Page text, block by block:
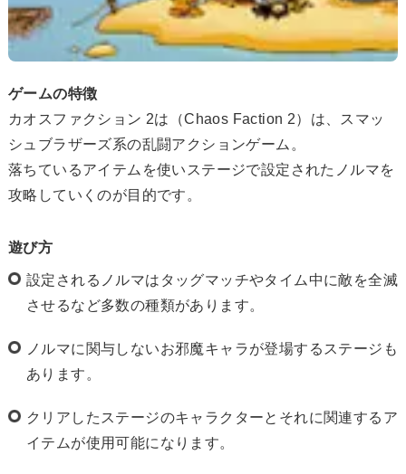
ゲームの特徴
カオスファクション 2は（Chaos Faction 2）は、スマッ
シュブラザーズ系の乱闘アクションゲーム。
落ちているアイテムを使いステージで設定されたノルマを
攻略していくのが目的です。
遊び方
設定されるノルマはタッグマッチやタイム中に敵を全滅
させるなど多数の種類があります。
ノルマに関与しないお邪魔キャラが登場するステージも
あります。
クリアしたステージのキャラクターとそれに関連するア
イテムが使用可能になります。